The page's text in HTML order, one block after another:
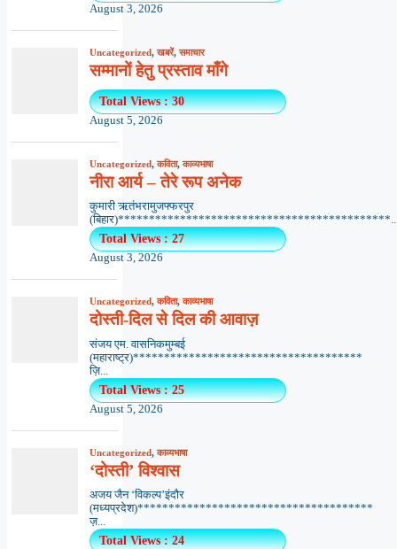
August 3, 2026
Uncategorized,खबरें,समाचार
सम्मानों हेतु प्रस्ताव माँगे
Total Views : 30
August 5, 2026
Uncategorized,कविता,काव्यभाषा
नीरा आर्य – तेरे रूप अनेक
कुमारी ऋतंभरामुजफ्फरपुर
Total Views : 27
August 3, 2026
Uncategorized,कविता,काव्यभाषा
दोस्ती-दिल से दिल की आवाज़
संजय एम. वासनिकमुम्बई
(महाराष्ट्र)*************************************
ज़ि...
Total Views : 25
August 5, 2026
Uncategorized,काव्यभाषा
‘दोस्ती’ विश्वास
अजय जैन ‘विकल्प’इंदौर
(मध्यप्रदेश)**************************************
ज़...
Total Views : 24